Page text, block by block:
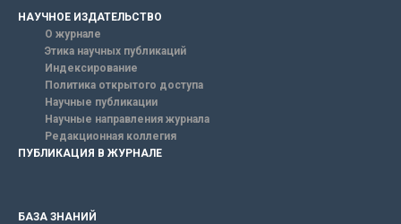
НАУЧНОЕ ИЗДАТЕЛЬСТВО
О журнале
Этика научных публикаций
Индексирование
Политика открытого доступа
Научные публикации
Научные направления журнала
Редакционная коллегия
ПУБЛИКАЦИЯ В ЖУРНАЛЕ
БАЗА ЗНАНИЙ